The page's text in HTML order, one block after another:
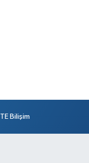
TE Bilişim